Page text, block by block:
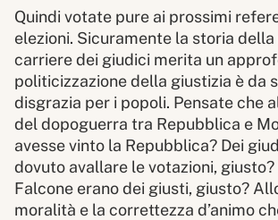
Quindi votate pure ai prossimi
elezioni. Sicuramente la storia
carriere dei giudici merita un
politicizzazione della giustizia è da
disgrazia per i popoli. Pensate che
del dopoguerra tra Repubblica e
avesse vinto la Repubblica? Dei
dovuto avallare le votazioni,
Falcone erano dei giusti, giusto?
moralità e la correttezza d’animo